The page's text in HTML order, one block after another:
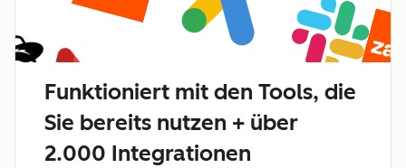
Funktioniert mit den Tools, die
Sie bereits nutzen + über
2.000 Integrationen